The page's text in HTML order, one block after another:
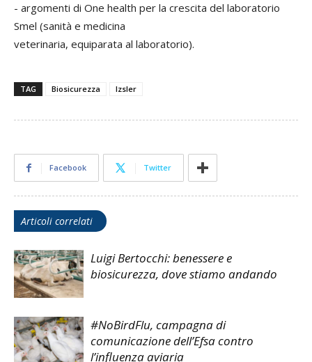
- argomenti di One health per la crescita del laboratorio
Smel (sanità e medicina
veterinaria, equiparata al laboratorio).
TAG Biosicurezza Izsler
Facebook Twitter
Articoli correlati
Luigi Bertocchi: benessere e
biosicurezza, dove stiamo andando
#NoBirdFlu, campagna di
comunicazione dell’Efsa contro
l’influenza aviaria